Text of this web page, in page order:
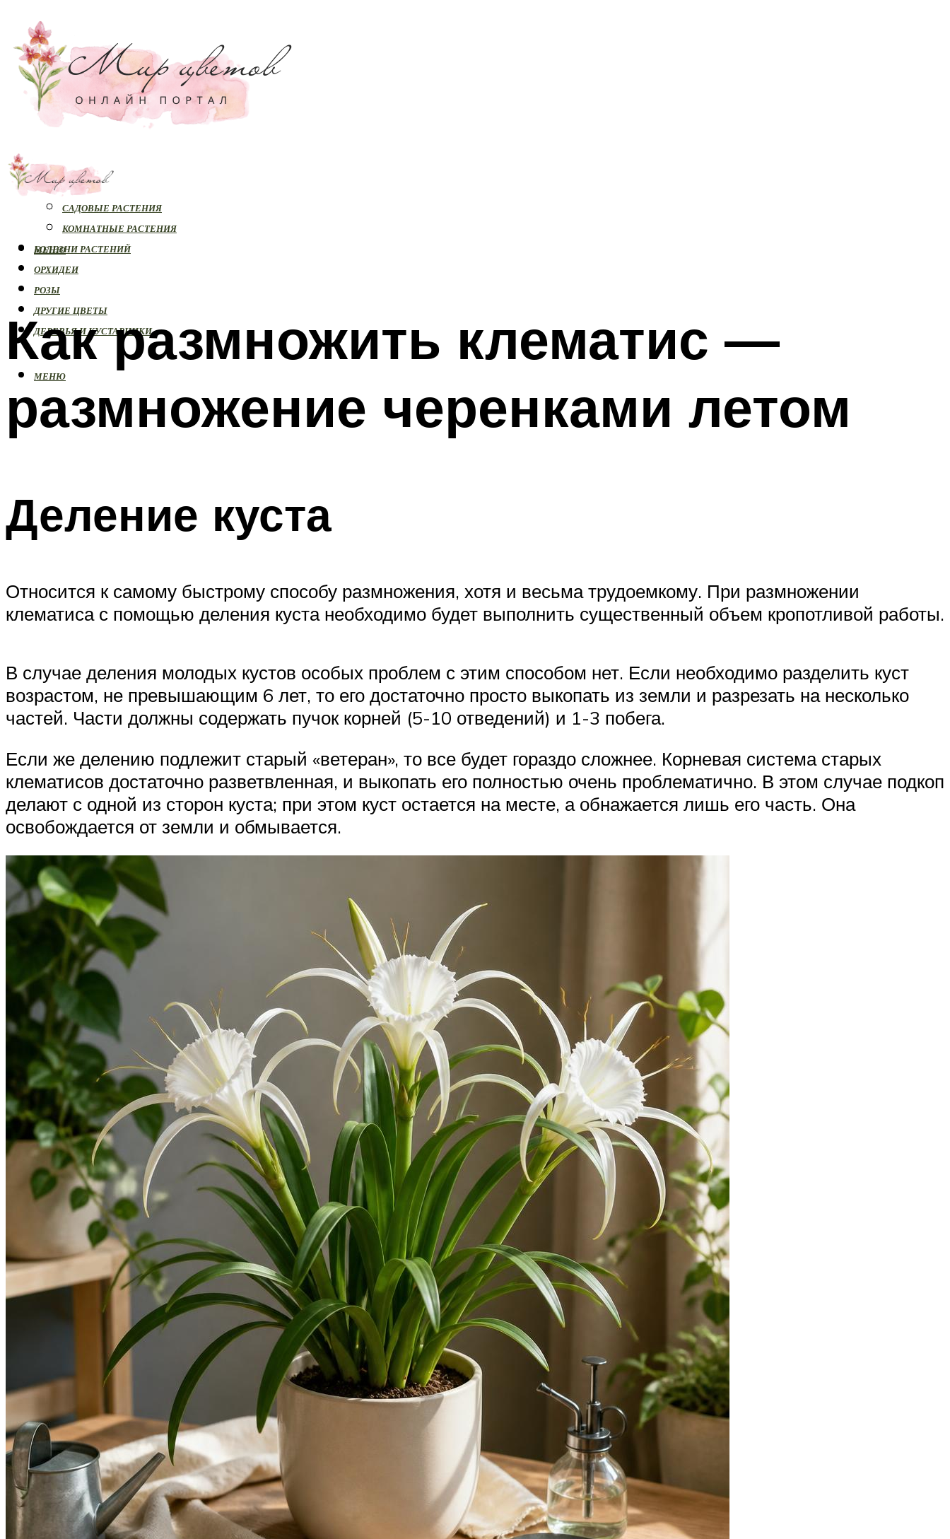
РАСТЕНИЯ
САДОВЫЕ РАСТЕНИЯ
КОМНАТНЫЕ РАСТЕНИЯ
БОЛЕЗНИ РАСТЕНИЙ
ОРХИДЕИ
РОЗЫ
ДРУГИЕ ЦВЕТЫ
ДЕРЕВЬЯ И КУСТАРНИКИ
МЕНЮ
МЕНЮ
Как размножить клематис —
размножение черенками летом
Деление куста
Относится к самому быстрому способу размножения, хотя и весьма трудоемкому. При размножении
клематиса с помощью деления куста необходимо будет выполнить существенный объем кропотливой работы.
В случае деления молодых кустов особых проблем с этим способом нет. Если необходимо разделить куст
возрастом, не превышающим 6 лет, то его достаточно просто выкопать из земли и разрезать на несколько
частей. Части должны содержать пучок корней (5-10 отведений) и 1-3 побега.
Если же делению подлежит старый «ветеран», то все будет гораздо сложнее. Корневая система старых
клематисов достаточно разветвленная, и выкопать его полностью очень проблематично. В этом случае подкоп
делают с одной из сторон куста; при этом куст остается на месте, а обнажается лишь его часть. Она
освобождается от земли и обмывается.